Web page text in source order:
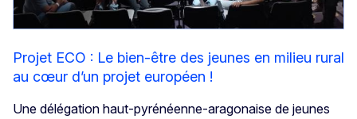
Projet ECO : Le bien-être des jeunes en milieu rural
au cœur d’un projet européen !
Une délégation haut-pyrénéenne-aragonaise de jeunes